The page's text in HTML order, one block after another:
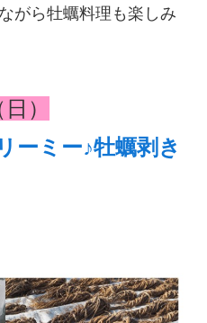
がら牡蠣料理も楽しみ
）
ーミー♪牡蠣剥き